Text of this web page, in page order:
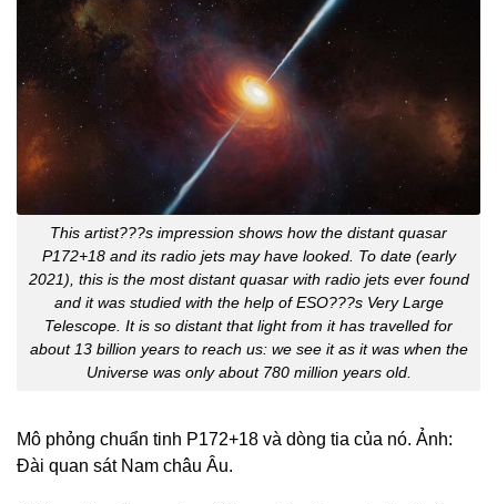
This artist???s impression shows how the distant quasar
P172+18 and its radio jets may have looked. To date (early
2021), this is the most distant quasar with radio jets ever found
and it was studied with the help of ESO???s Very Large
Telescope. It is so distant that light from it has travelled for
about 13 billion years to reach us: we see it as it was when the
Universe was only about 780 million years old.
Mô phỏng chuẩn tinh P172+18 và dòng tia của nó. Ảnh:
Đài quan sát Nam châu Âu.